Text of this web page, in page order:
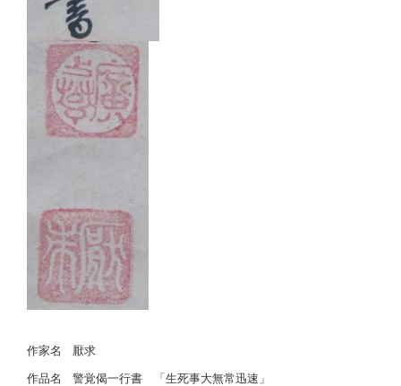
作家名 厭求
作品名 警覚偈一行書 「生死事大無常迅速」